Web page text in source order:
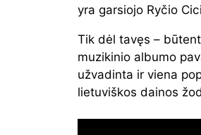
yra garsiojo Ryčio
Tik dėl tavęs –
muzikinio albumo
užvadinta ir viena
lietuviškos dainos